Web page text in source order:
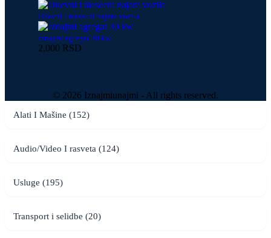
Dnevni i mesecni najam vozila
Iznajmi agregat 30 kw
2,000 RSD
© 2026 Iznajmiunajmi - All rights reserved.
Alati I Mašine (152)
Audio/Video I rasveta (124)
Usluge (195)
Transport i selidbe (20)